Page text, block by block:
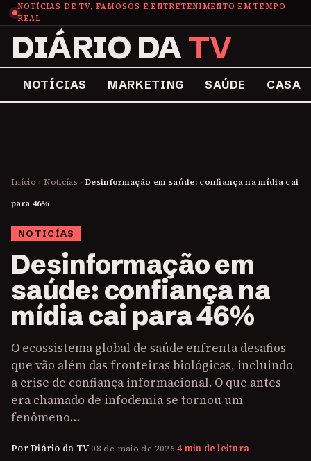
NOTÍCIAS DE TV, FAMOSOS E ENTRETENIMENTO EM TEMPO
REAL
DIÁRIO DATV
NOTÍCIAS MARKETING SAÚDE CASA
Início › Noticías › Desinformação em saúde: confiança na mídia cai
para 46%
NOTICÍAS
Desinformação em
saúde: confiança na
mídia cai para 46%
O ecossistema global de saúde enfrenta desafios
que vão além das fronteiras biológicas, incluindo
a crise de confiança informacional. O que antes
era chamado de infodemia se tornou um
fenômeno…
Por Diário da TV·08 de maio de 2026·4 min de leitura